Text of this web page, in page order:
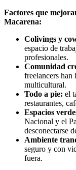
Factores que
Macarena:
Colivings y
espacio de
profesionales.
Comunidad
freelancers han
multicultural.
Todo a pie: el
restaurantes,
Espacios
Nacional y el
desconectarse
Ambiente
seguro y con
fuera.